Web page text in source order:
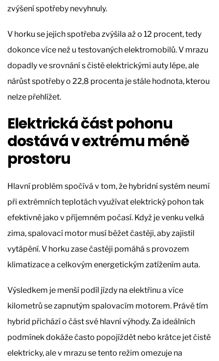
zvýšení spotřeby nevyhnuly.
V horku se jejich spotřeba zvýšila až o 12 procent, tedy
dokonce více než u testovaných elektromobilů. V mrazu
dopadly ve srovnání s čistě elektrickými auty lépe, ale
nárůst spotřeby o 22,8 procenta je stále hodnota, kterou
nelze přehlížet.
Elektrická část pohonu
dostává v extrému méně
prostoru
Hlavní problém spočívá v tom, že hybridní systém neumí
při extrémních teplotách využívat elektrický pohon tak
efektivně jako v příjemném počasí. Když je venku velká
zima, spalovací motor musí běžet častěji, aby zajistil
vytápění. V horku zase častěji pomáhá s provozem
klimatizace a celkovým energetickým zatížením auta.
Výsledkem je menší podíl jízdy na elektřinu a více
kilometrů se zapnutým spalovacím motorem. Právě tím
hybrid přichází o část své hlavní výhody. Za ideálních
podmínek dokáže často popojíždět nebo krátce jet čistě
elektricky, ale v mrazu se tento režim omezuje na